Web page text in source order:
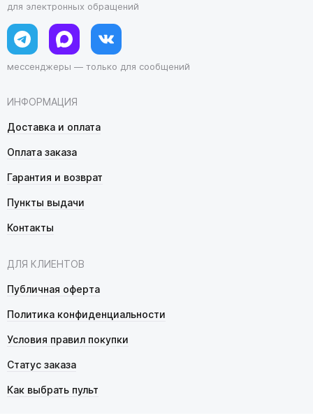
ИНФОРМАЦИЯ
Доставка и оплата
Оплата заказа
Гарантия и возврат
Пункты выдачи
Контакты
ДЛЯ КЛИЕНТОВ
Публичная оферта
Политика конфиденциальности
Условия правил покупки
Статус заказа
Как выбрать пульт
для электронных обращений
мессенджеры — только для сообщений